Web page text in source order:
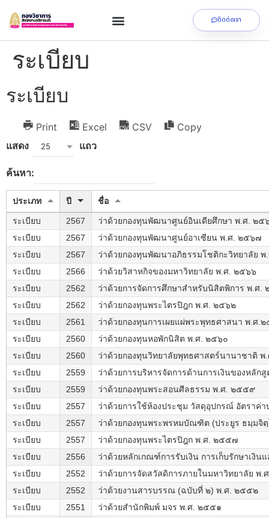
ติดต่อเรา
ระเบียบ
ระเบียบ
Print Excel CSV
Copy
แสดง
25 แถว
ค้นหา:
ประเภท ปี ชื่อ
ระเบียบ 2567
ว่าด้วยกองทุนพัฒนาศูนย์อินเดียศึกษา พ.ศ. ๒๕
ระเบียบ
2567
ว่าด้วยกองทุนพัฒนาศูนย์อาเซียน พ.ศ. ๒๕๖๗
ระเบียบ
2567
ว่าด้วยกองทุนพัฒนาอภิธรรมโชติกะวิทยาลัย
ระเบียบ
2566
ว่าด้วยวิสาหกิจของมหาวิทยาลัย พ.ศ. ๒๕๖๖
ระเบียบ
2562
ว่าด้วยการจัดการศึกษาสำหรับนิสิตพิการ พ.ศ.
ระเบียบ
2562
ว่าด้วยกองทุนพระไตรปิฎก พ.ศ. ๒๕๖๒
ระเบียบ
2561
ว่าด้วยกองทุนการเผยแผ่พระพุทธศาสนา พ.ศ.
ระเบียบ
2560
ว่าด้วยกองทุนหอพักนิสิต พ.ศ. ๒๕๖๐
ระเบียบ
2560
ว่าด้วยกองทุนวิทยาลัยพุทธศาสตร์นานาชาติ
ระเบียบ
2559
ว่าด้วยการบริหารจัดการด้านการเงินของหลั
ระเบียบ
2559
ว่าด้วยกองทุนพระสอนศีลธรรม พ.ศ. ๒๕๕๙
ระเบียบ
2557
ว่าด้วยการใช้ห้องประชุม วัสดุอุปกรณ์ อัตราค่
ระเบียบ
2557
ว่าด้วยกองทุนพระพรหมบัณฑิต (ประยูร ธมฺมจิ
ระเบียบ
2557
ว่าด้วยกองทุนพระไตรปิฎก พ.ศ. ๒๕๕๗
ระเบียบ
2556
ว่าด้วยหลักเกณฑ์การรับเงิน การเก็บรักษาเงิน
ระเบียบ
2552
ว่าด้วยการจัดสวัสดิการภายในมหาวิทยาลัย พ
ระเบียบ
2552
ว่าด้วยงานสารบรรณ (ฉบับที่ ๒) พ.ศ. ๒๕๕๒
ระเบียบ
2551
ว่าด้วยสำนักพิมพ์ มจร พ.ศ. ๒๕๕๑